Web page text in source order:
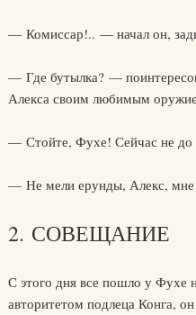
— Комиссар!.. — начал он,
— Где бутылка? —
Алекса своим любимым
— Стойте, Фухе! Сейчас не до
— Не мели ерунды, Алекс, мне
2. СОВЕЩАНИЕ
С этого дня все пошло у Фухе
авторитетом подлеца Конга,